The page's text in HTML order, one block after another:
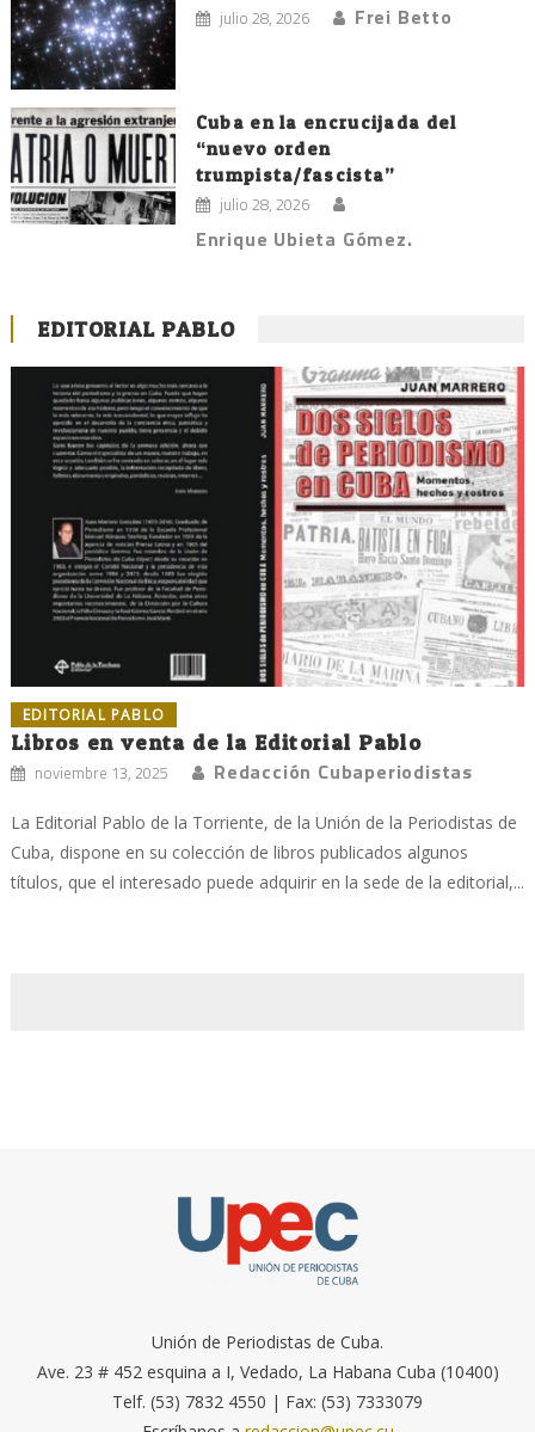
julio 28, 2026 Frei Betto
Cuba en la encrucijada del
“nuevo orden
trumpista/fascista”
julio 28, 2026
Enrique Ubieta Gómez.
EDITORIAL PABLO
EDITORIAL PABLO
Libros en venta de la Editorial Pablo
noviembre 13, 2025 Redacción Cubaperiodistas
La Editorial Pablo de la Torriente, de la Unión de la Periodistas de
Cuba, dispone en su colección de libros publicados algunos
títulos, que el interesado puede adquirir en la sede de la editorial,...
Unión de Periodistas de Cuba.
Ave. 23 # 452 esquina a I, Vedado, La Habana Cuba (10400)
Telf. (53) 7832 4550 | Fax: (53) 7333079